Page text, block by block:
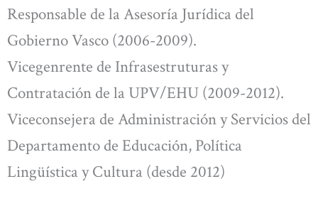
Responsable de la Asesoría Jurídica del
Gobierno Vasco (2006-2009).
Vicegenrente de Infrasestruturas y
Contratación de la UPV/EHU (2009-2012).
Viceconsejera de Administración y Servicios del
Departamento de Educación, Política
Lingüística y Cultura (desde 2012)